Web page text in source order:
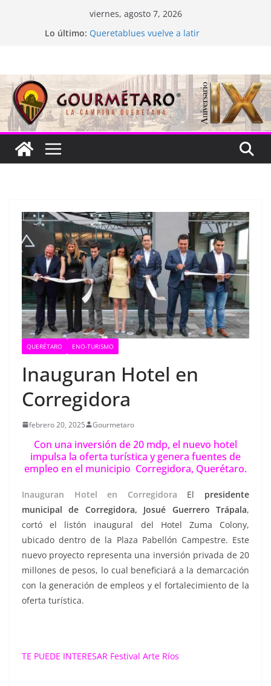
viernes, agosto 7, 2026
Lo último: Queretablues vuelve a latir
Cascada Cueva Longa
QUERÉTARO ENO-TURISMO
Inauguran Hotel en
Corregidora
febrero 20, 2025 Gourmetaro
Con una inversión de 20 mdp, el nuevo hotel
impulsa la oferta turística y genera fuentes de
empleo en el municipio Corregidora, Querétaro.
Inauguran Hotel en Corregidora El presidente
municipal de Corregidora, Josué Guerrero Trápala,
cortó el listón inaugural del Hotel Zuma Colony,
ubicado dentro de la Plaza Pabellón Campestre. Este
nuevo proyecto representa una inversión privada de 20
millones de pesos, lo cual beneficiará a la demarcación
con la generación de empleos y el fortalecimiento de la
oferta turística.
TE PUEDE INTERESAR Festival Arte Ríos